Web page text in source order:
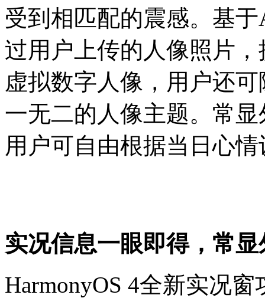
受到相匹配的震感。基
过用户上传的人像照片
虚拟数字人像，用户还
一无二的人像主题。常
用户可自由根据当日心
实况信息一眼即得，常
HarmonyOS 4全新实况